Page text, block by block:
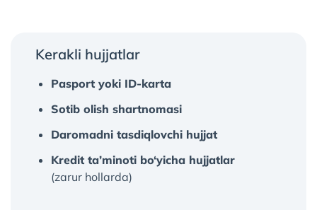
Kerakli hujjatlar
Pasport yoki ID-karta
Sotib olish shartnomasi
Daromadni tasdiqlovchi hujjat
Kredit ta’minoti bo‘yicha hujjatlar
(zarur hollarda)